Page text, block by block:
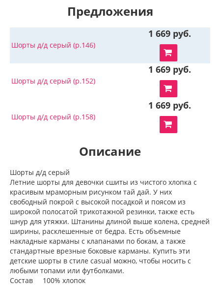
Предложения
Шорты д/д серый (р.146)
1 669 руб.
Шорты д/д серый (р.152)
1 669 руб.
Шорты д/д серый (р.158)
1 669 руб.
Описание
Шорты д/д серый
Летние шорты для девочки сшиты из чистого хлопка с
красивым мраморным рисунком тай дай. У них
свободный покрой с высокой посадкой и поясом из
широкой полосатой трикотажной резинки, также есть
шнур для утяжки. Штанины длиной выше колена, средней
ширины, расклешенные от бедра. Есть объемные
накладные карманы с клапанами по бокам, а также
стандартные врезные боковые карманы. Купить эти
детские шорты в стиле casual можно, чтобы носить с
любыми топами или футболками.
Состав 100% хлопок